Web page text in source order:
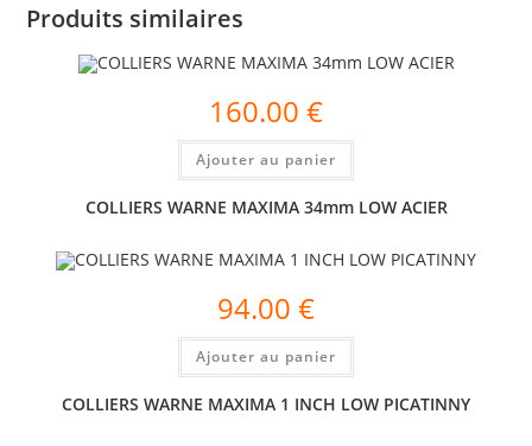
Produits similaires
160.00 €
Ajouter au panier
COLLIERS WARNE MAXIMA 34mm LOW ACIER
94.00 €
Ajouter au panier
COLLIERS WARNE MAXIMA 1 INCH LOW PICATINNY